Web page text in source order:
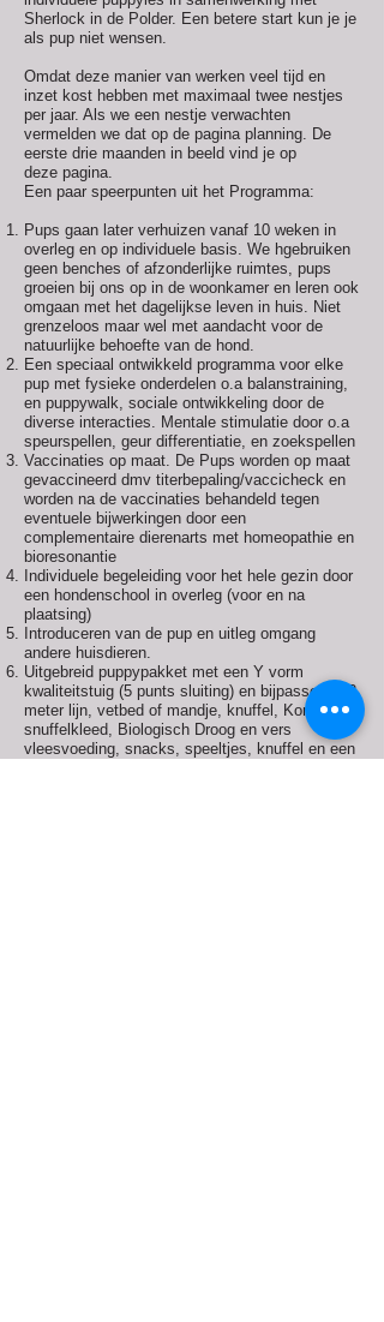
Sherlock in de Polder. Een betere start kun je je
als pup niet wensen.
Omdat deze manier van werken veel tijd en
inzet kost hebben met maximaal twee nestjes
per jaar. Als we een nestje verwachten
vermelden we dat op de pagina planning. De
eerste drie maanden in beeld vind je op
deze pagina.
Een paar speerpunten uit het Programma:
Pups gaan later verhuizen vanaf 10 weken in
overleg en op individuele basis. We hgebruiken
geen benches of afzonderlijke ruimtes, pups
groeien bij ons op in de woonkamer en leren ook
omgaan met het dagelijkse leven in huis. Niet
grenzeloos maar wel met aandacht voor de
natuurlijke behoefte van de hond.
Een speciaal ontwikkeld programma voor elke
pup met fysieke onderdelen o.a balanstraining,
en puppywalk, sociale ontwikkeling door de
diverse interacties. Mentale stimulatie door o.a
speurspellen, geur differentiatie, en zoekspellen
Vaccinaties op maat. De Pups worden op maat
gevaccineerd dmv titerbepaling/vaccicheck en
worden na de vaccinaties behandeld tegen
eventuele bijwerkingen door een
complementaire dierenarts met homeopathie en
bioresonantie
Individuele begeleiding voor het hele gezin door
een hondenschool in overleg (voor en na
plaatsing)
Introduceren van de pup en uitleg omgang
andere huisdieren.
Uitgebreid puppypakket met een Y vorm
kwaliteitstuig (5 punts sluiting) en bijpassende 3
meter lijn, vetbed of mandje, knuffel, Kong,
snuffelkleed, Biologisch Droog en vers
vleesvoeding, snacks, speeltjes, knuffel en een